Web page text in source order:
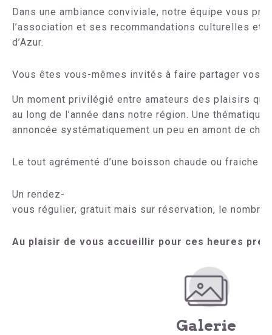
Dans une ambiance conviviale, notre équipe vous
l’association et ses recommandations culturelles et
d’Azur.
Vous êtes vous-mêmes invités à faire partager vos
Un moment privilégié entre amateurs des plaisirs
au long de l’année dans notre région. Une
annoncée systématiquement un peu en amont de
Le tout agrémenté d’une boisson chaude ou fraiche
Un rendez-
vous régulier, gratuit mais sur réservation, le
Au plaisir de vous accueillir pour ces heures
Galerie